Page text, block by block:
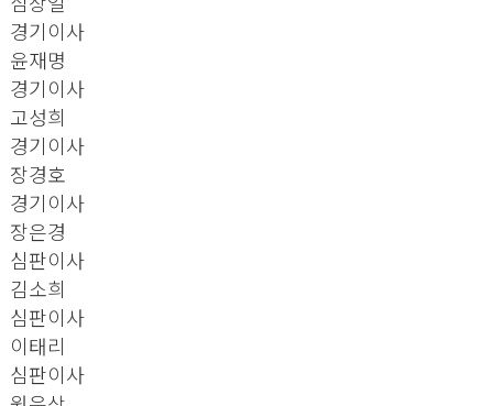
경기이사
윤재명
경기이사
고성희
경기이사
장경호
경기이사
장은경
심판이사
김소희
심판이사
이태리
심판이사